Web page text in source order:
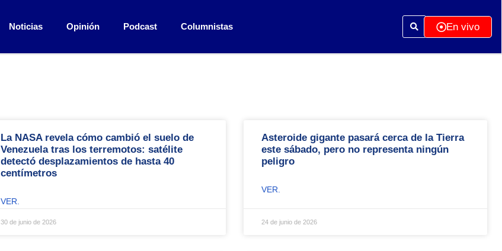
Noticias Opinión Podcast Columnistas En vivo
La NASA revela cómo cambió el suelo de
Venezuela tras los terremotos: satélite
detectó desplazamientos de hasta 40
centímetros
VER.
30 de junio de 2026
Asteroide gigante pasará cerca de la Tierra
este sábado, pero no representa ningún
peligro
VER.
24 de junio de 2026